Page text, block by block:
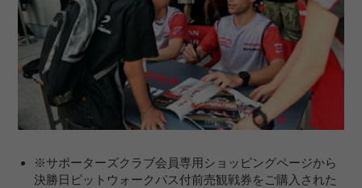
※サポーターズクラブ会員専用ショッピングページから
決勝日ピットウォークパス付前売観戦券をご購入された